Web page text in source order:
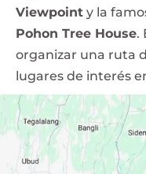
Viewpoint y la
Pohon Tree House.
organizar una ruta
lugares de interés